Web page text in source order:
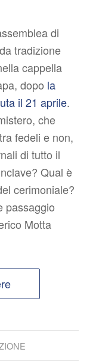
di
tradizione
cappella
dopo la
il 21 aprile.
che
fedeli e non,
di tutto il
Qual è
cerimoniale?
passaggio
Motta